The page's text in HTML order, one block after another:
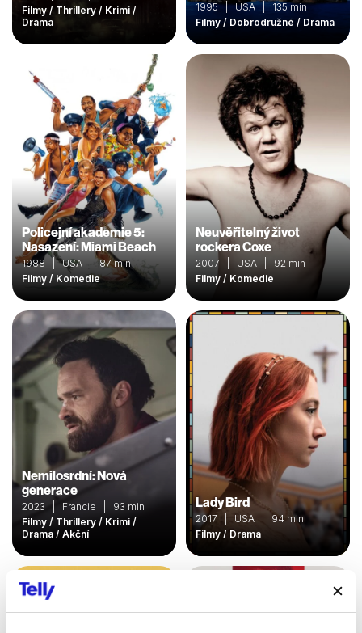
Filmy / Thrillery / Krimi /
Drama
1995 | USA | 135 min
Filmy / Dobrodružné / Drama
Policejní akademie 5:
Nasazení: Miami Beach
1988 | USA | 87 min
Filmy / Komedie
Neuvěřitelný život
rockera Coxe
2007 | USA | 92 min
Filmy / Komedie
Nemilosrdní: Nová
generace
2023 | Francie | 93 min
Filmy / Thrillery / Krimi /
Drama / Akční
Lady Bird
2017 | USA | 94 min
Filmy / Drama